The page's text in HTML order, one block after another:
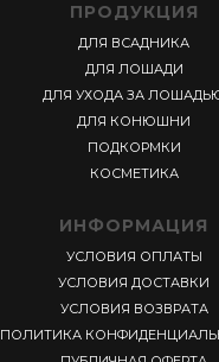
ПРОДУКЦИЯ
ДЛЯ ВСАДНИКА
ДЛЯ ЛОШАДИ
ДЛЯ УХОДА ЗА
ДЛЯ КОНЮШНИ
ПОДКОРМКИ
КОСМЕТИКА
ИНФОРМАЦИЯ
УСЛОВИЯ ОПЛАТЫ
УСЛОВИЯ ДОСТАВКИ
УСЛОВИЯ ВОЗВРАТА
ПОЛИТИКА